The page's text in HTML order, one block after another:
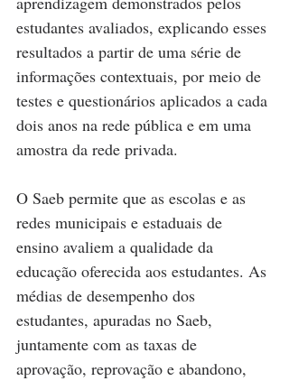
estudantes avaliados, explicando esses
resultados a partir de uma série de
informações contextuais, por meio de
testes e questionários aplicados a cada
dois anos na rede pública e em uma
amostra da rede privada.
O Saeb permite que as escolas e as
redes municipais e estaduais de
ensino avaliem a qualidade da
educação oferecida aos estudantes. As
médias de desempenho dos
estudantes, apuradas no Saeb,
juntamente com as taxas de
aprovação, reprovação e abandono,